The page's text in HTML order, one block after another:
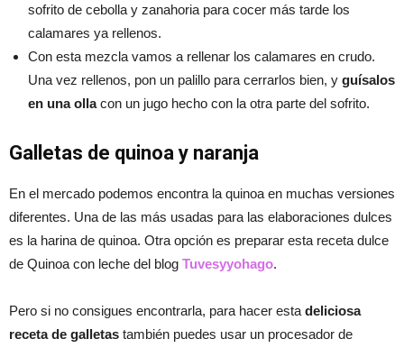
sofrito de cebolla y zanahoria para cocer más tarde los
calamares ya rellenos.
Con esta mezcla vamos a rellenar los calamares en crudo.
Una vez rellenos, pon un palillo para cerrarlos bien, y guísalos
en una ollacon un jugo hecho con la otra parte del sofrito.
Galletas de quinoa y naranja
En el mercado podemos encontra la quinoa en muchas versiones
diferentes. Una de las más usadas para las elaboraciones dulces
es la harina de quinoa. Otra opción es preparar esta receta dulce
de Quinoa con leche del blog Tuvesyyohago.
Pero si no consigues encontrarla, para hacer esta deliciosa
receta de galletas también puedes usar un procesador de